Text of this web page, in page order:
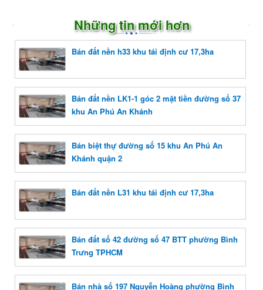
Những tin mới hơn
Bán đất nền h33 khu tái định cư 17,3ha
Bán đất nền LK1-1 góc 2 mặt tiền đường số 37
khu An Phú An Khánh
Bán biệt thự đường số 15 khu An Phú An
Khánh quận 2
Bán đất nền L31 khu tái định cư 17,3ha
Bán đất số 42 đường số 47 BTT phường Bình
Trưng TPHCM
Bán nhà số 197 Nguyễn Hoàng phường Bình